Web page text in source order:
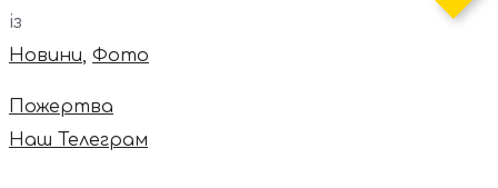
із
Новини, Фото
Пожертва
Наш Телеграм